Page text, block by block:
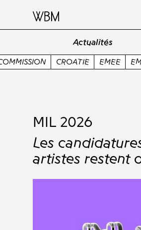
Actualités
EMEE EMPLOI EN LIGNE ESNS
MIL 2026
Les
artistes restent